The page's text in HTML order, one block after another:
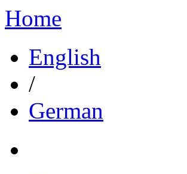
Home
English
/
German